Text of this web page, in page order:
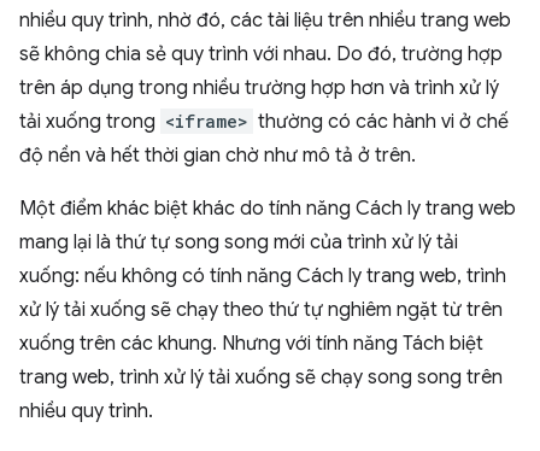
nhiều quy trình, nhờ đó, các tài liệu trên nhiều trang web
sẽ không chia sẻ quy trình với nhau. Do đó, trường hợp
trên áp dụng trong nhiều trường hợp hơn và trình xử lý
tải xuống trong <iframe> thường có các hành vi ở chế
độ nền và hết thời gian chờ như mô tả ở trên.
Một điểm khác biệt khác do tính năng Cách ly trang web
mang lại là thứ tự song song mới của trình xử lý tải
xuống: nếu không có tính năng Cách ly trang web, trình
xử lý tải xuống sẽ chạy theo thứ tự nghiêm ngặt từ trên
xuống trên các khung. Nhưng với tính năng Tách biệt
trang web, trình xử lý tải xuống sẽ chạy song song trên
nhiều quy trình.